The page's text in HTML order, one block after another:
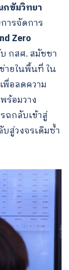
กขัมวิทยา
ารจัดการ
Zero
กสศ. สมัชชา
ายในพื้นที่ ใน
เพื่อลดความ
ร้อมวาง
ถกลับเข้าสู่
สู่วงจรเดิมซ้ำ